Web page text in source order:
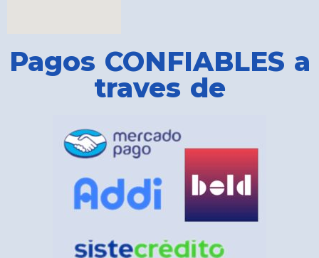
Pagos CONFIABLES a
traves de